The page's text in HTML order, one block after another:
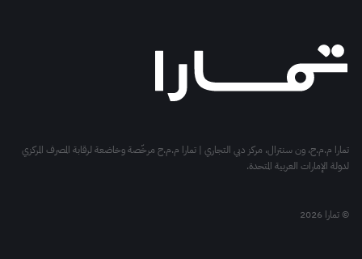
تمارا م.م.ح، ون سنترال، مركز دبي التجاري | تمارا م.م.ح مرخّصة وخاضعة لرقابة المصرف المركزي
لدولة الإمارات العربية المتحدة.
© تمارا 2026